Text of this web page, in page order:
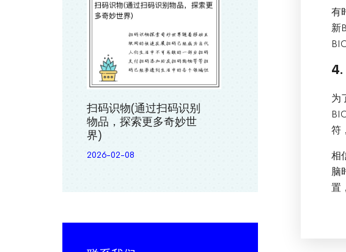
有
新
为
符
相
脑
置
扫码识物(通过扫码识别
物品，探索更多奇妙世
界)
2026-02-08